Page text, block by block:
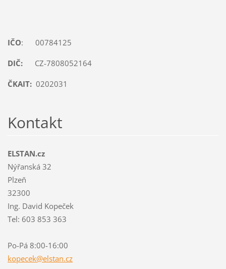
IČO: 00784125
DIČ: CZ-7808052164
ČKAIT: 0202031
Kontakt
ELSTAN.cz
Nýřanská 32
Plzeň
32300
Ing. David Kopeček
Tel: 603 853 363
Po-Pá 8:00-16:00
kopecek@elstan.cz